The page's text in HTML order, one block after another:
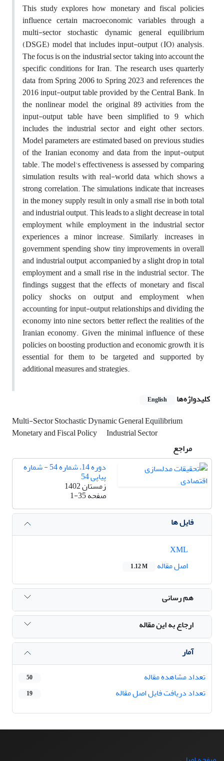
This study explores how monetary and fiscal policies
influence certain macroeconomic variables through a
multi-sector stochastic dynamic general equilibrium
(DSGE) model that includes input-output (IO) analysis.
The focus is on the industrial sector, taking into account the
specific conditions for Iran. The research uses quarterly
data from Spring 2006 to Spring 2023 and references the
2016 input-output table provided by the Central Bank. In
the nonlinear model, the original 89 activities from the
input-output table have been simplified to 9, which
includes the industrial sector and eight other sectors.
Model parameters are estimated based on previous studies
of the Iranian economy and data from the input-output
table. The model's effectiveness is assessed by comparing
simulation results with real-world data, which shows a
strong correlation. The simulations indicate that increases
in the money supply result in only a small rise in both total
and industrial output. This leads to a slight decrease in total
employment, while employment in the industrial sector
experiences a minor increase. Similarly, increases in
government spending show tiny improvements in overall
and industrial output, accompanied by a slight drop in total
employment and a small rise in the industrial sector. The
findings suggest that the effects of monetary and fiscal
policy shocks on output and employment, when
accounting for input-output relationships and dividing the
economy into nine sectors, better reflect the realities of the
Iranian economy. Given the minimal influence of these
policies on boosting production and economic growth, it is
essential for them to be targeted and supported by
additional measures and strategies.
کلیدواژه‌ها
English
Multi-Sector Stochastic Dynamic General Equilibrium
Monetary and Fiscal Policy
Industrial Sector
مراجع
دوره 14، شماره 54 - شماره
پیاپی 54
زمستان 1402
صفحه1-35
فایل ها
اصل مقاله
1.12 M
هم رسانی
ارجاع به این مقاله
آمار
تعداد مشاهده مقاله
50
تعداد دریافت فایل اصل مقاله 19